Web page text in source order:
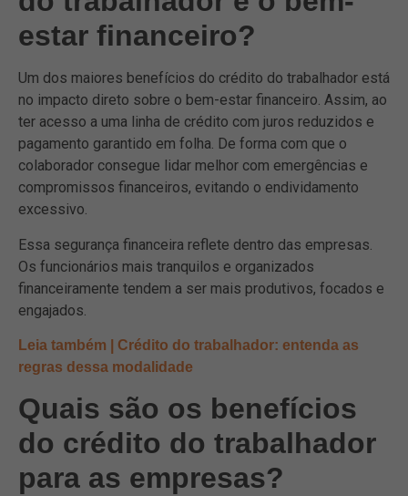
estar financeiro?
Um dos maiores benefícios do crédito do trabalhador está
no impacto direto sobre o bem-estar financeiro. Assim, ao
ter acesso a uma linha de crédito com juros reduzidos e
pagamento garantido em folha. De forma com que o
colaborador consegue lidar melhor com emergências e
compromissos financeiros, evitando o endividamento
excessivo.
Essa segurança financeira reflete dentro das empresas.
Os funcionários mais tranquilos e organizados
financeiramente tendem a ser mais produtivos, focados e
engajados.
Leia também | Crédito do trabalhador: entenda as
regras dessa modalidade
Quais são os benefícios
do crédito do trabalhador
para as empresas?